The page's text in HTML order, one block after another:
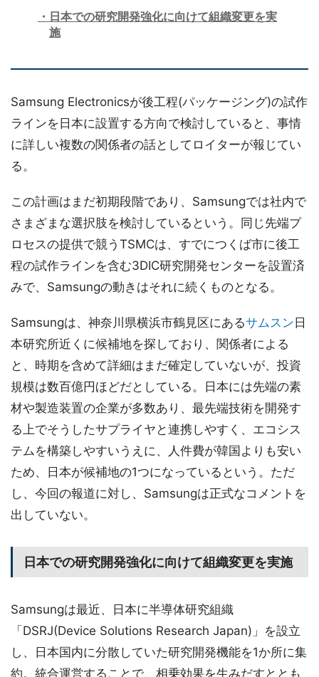
日本での研究開発強化に向けて組織変更を実
施
Samsung Electronicsが後工程(パッケージング)の試作
ラインを日本に設置する方向で検討していると、事情
に詳しい複数の関係者の話としてロイターが報じてい
る。
この計画はまだ初期段階であり、Samsungでは社内で
さまざまな選択肢を検討しているという。同じ先端プ
ロセスの提供で競うTSMCは、すでにつくば市に後工
程の試作ラインを含む3DIC研究開発センターを設置済
みで、Samsungの動きはそれに続くものとなる。
Samsungは、神奈川県横浜市鶴見区にあるサムスン 日
本研究所近くに候補地を探しており、関係者による
と、時期を含めて詳細はまだ確定していないが、投資
規模は数百億円ほどだとしている。日本には先端の素
材や製造装置の企業が多数あり、最先端技術を開発す
る上でそうしたサプライヤと連携しやすく、エコシス
テムを構築しやすいうえに、人件費が韓国よりも安い
ため、日本が候補地の1つになっているという。ただ
し、今回の報道に対し、Samsungは正式なコメントを
出していない。
日本での研究開発強化に向けて組織変更を実施
Samsungは最近、日本に半導体研究組織
「DSRJ(Device Solutions Research Japan)」を設立
し、日本国内に分散していた研究開発機能を1か所に集
約。統合運営することで、相乗効果を生みだすととも